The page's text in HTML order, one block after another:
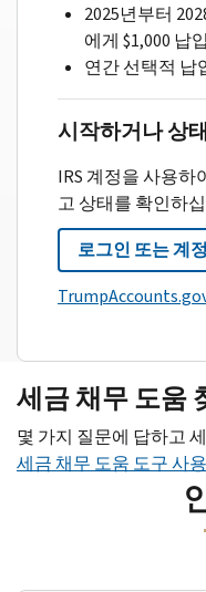
2025년부터
에게 $1,000 납
연간 선택적 납
시작하거나 상
IRS 계정을 사용하
고 상태를 확인하
로그인 또는 계
세금 채무 도움
몇 가지 질문에 답하고
세금 채무 도움 도구 사